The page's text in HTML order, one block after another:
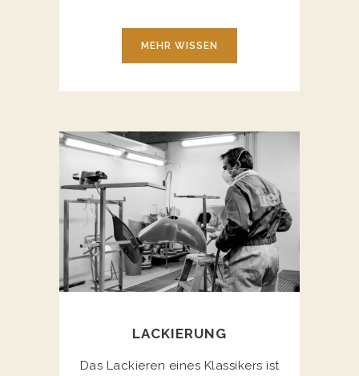
MEHR WISSEN
LACKIERUNG
Das Lackieren eines Klassikers ist